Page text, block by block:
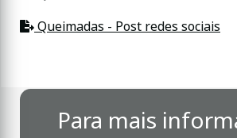
Queimadas - Post redes sociais
Para mais